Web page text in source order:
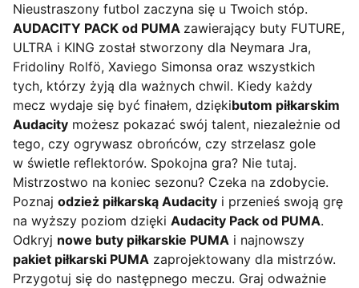
Nieustraszony futbol zaczyna się u Twoich stóp.
AUDACITY PACK od PUMA zawierający buty FUTURE,
ULTRA i KING został stworzony dla Neymara Jra,
Fridoliny Rolfö, Xaviego Simonsa oraz wszystkich
tych, którzy żyją dla ważnych chwil. Kiedy każdy
mecz wydaje się być finałem, dziękibutom piłkarskim
Audacity możesz pokazać swój talent, niezależnie od
tego, czy ogrywasz obrońców, czy strzelasz gole
w świetle reflektorów. Spokojna gra? Nie tutaj.
Mistrzostwo na koniec sezonu? Czeka na zdobycie.
Poznaj odzież piłkarską Audacity i przenieś swoją grę
na wyższy poziom dzięki Audacity Pack od PUMA.
Odkryj nowe buty piłkarskie PUMA i najnowszy
pakiet piłkarski PUMA zaprojektowany dla mistrzów.
Przygotuj się do następnego meczu. Graj odważnie